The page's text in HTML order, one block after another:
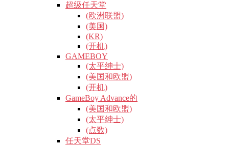
超级任天堂
(欧洲联盟)
(美国)
(KR)
(开机)
GAMEBOY
(太平绅士)
(美国和欧盟)
(开机)
GameBoy Advance的
(美国和欧盟)
(太平绅士)
(点数)
任天堂DS